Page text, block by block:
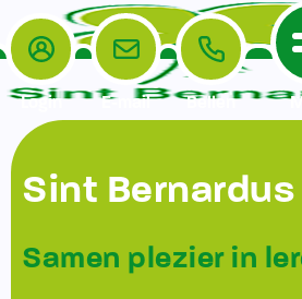
Home
De School
Veiligheidsplan
Het Team
Ouders
TussenSchoolse
Login E-mail Bellen
Sint Bernardus
Samen plezier in